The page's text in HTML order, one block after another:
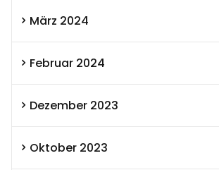
März 2024
Februar 2024
Dezember 2023
Oktober 2023